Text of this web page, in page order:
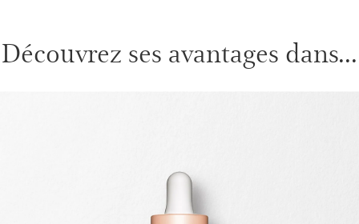
Découvrez ses avantages dans...